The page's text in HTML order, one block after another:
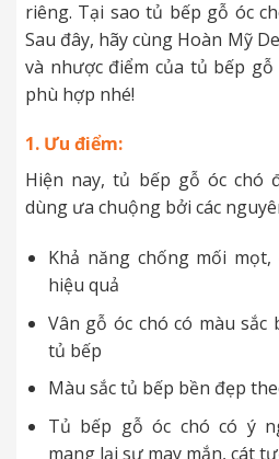
riêng. Tại sao tủ bếp gỗ óc
Sau đây, hãy cùng Hoàn Mỹ
và nhược điểm của tủ bếp
phù hợp nhé!
1. Ưu điểm:
Hiện nay, tủ bếp gỗ óc chó
dùng ưa chuộng bởi các
Khả năng chống mối
hiệu quả
Vân gỗ óc chó có màu
tủ bếp
Màu sắc tủ bếp bền đẹp
Tủ bếp gỗ óc chó có ý
mang lại sự may mắn, cát